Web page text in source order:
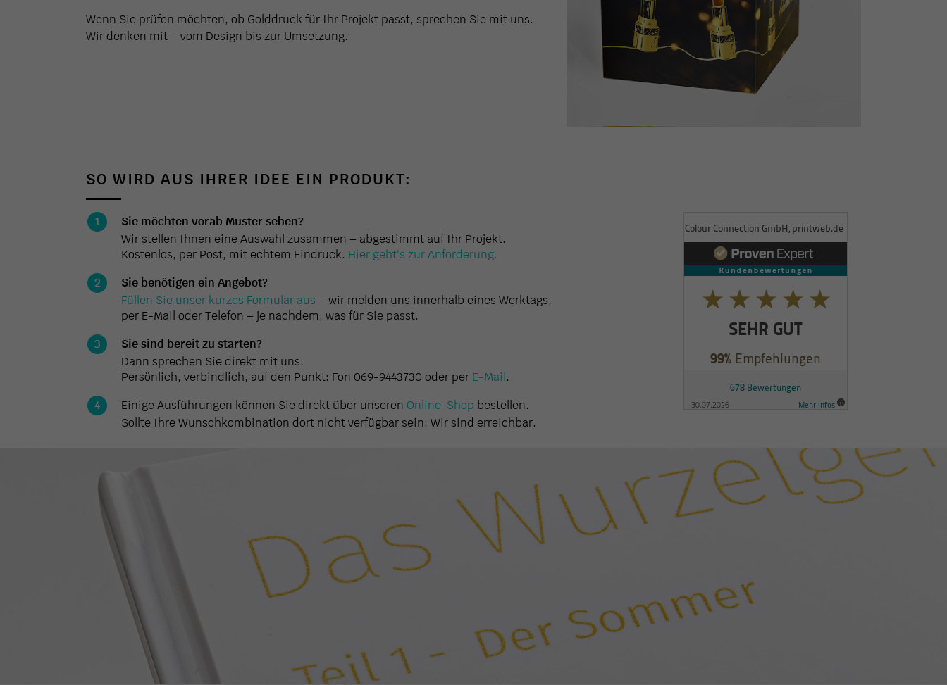
Wenn Sie prüfen möchten, ob Golddruck für Ihr Projekt passt, sprechen Sie mit uns.
Wir denken mit – vom Design bis zur Umsetzung.
SO WIRD AUS IHRER IDEE EIN PRODUKT:
Sie möchten vorab Muster sehen?
Wir stellen Ihnen eine Auswahl zusammen – abgestimmt auf Ihr Projekt.
Kostenlos, per Post, mit echtem Eindruck. Hier geht's zur Anforderung.
Sie benötigen ein Angebot?
Füllen Sie unser kurzes Formular aus – wir melden uns innerhalb eines Werktags,
per E-Mail oder Telefon – je nachdem, was für Sie passt.
Sie sind bereit zu starten?
Dann sprechen Sie direkt mit uns.
Persönlich, verbindlich, auf den Punkt: Fon 069-9443730 oder per E-Mail .
Einige Ausführungen können Sie direkt über unseren Online-Shop bestellen.
Sollte Ihre Wunschkombination dort nicht verfügbar sein: Wir sind erreichbar.